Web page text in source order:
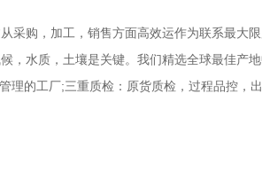
购，加工，销售方面高效运作为联系最大
水质，土壤是关键。我们精选全球最佳产
的工厂;三重质检：原货质检，过程品控，